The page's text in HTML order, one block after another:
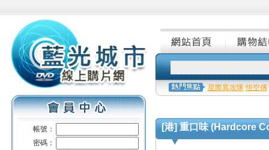
帳號：
密碼：
星際異攻隊 悟空傳
[港] 重口味 (Hardcore